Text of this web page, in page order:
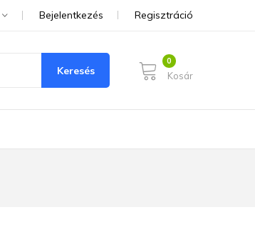
Bejelentkezés Regisztráció
Keresés Kosár